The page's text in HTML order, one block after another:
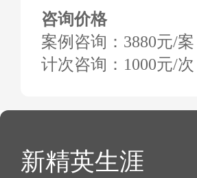
咨询价格
案例咨询：3880元/案
计次咨询：1000元/次
新精英生涯